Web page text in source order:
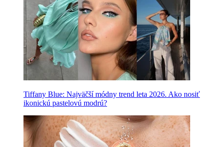
Tiffany Blue: Najväčší módny trend leta 2026. Ako nosiť
ikonickú pastelovú modrú?